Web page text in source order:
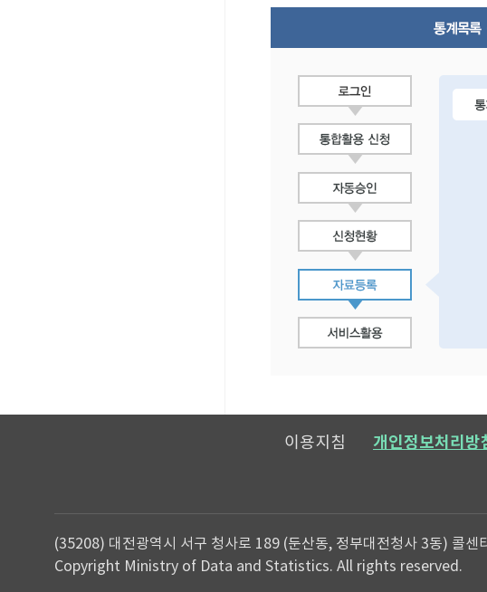
이용지침 개인정보처리방
(35208) 대전광역시 서구 청사로 189 (둔산동, 정부대전청사 3동) 콜센
Copyright Ministry of Data and Statistics. All rights reserved.